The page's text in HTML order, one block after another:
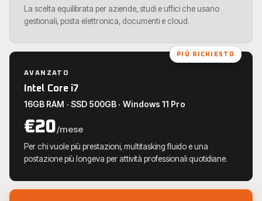
La scelta equilibrata per aziende, studi e uffici che usano
gestionali, posta elettronica, documenti e cloud.
AVANZATO
Intel Core i7
16GB RAM · SSD 500GB · Windows 11 Pro
€20/mese
Per chi vuole più prestazioni, multitasking fluido e una
postazione più longeva per attività professionali quotidiane.
PIÙ RICHIESTO